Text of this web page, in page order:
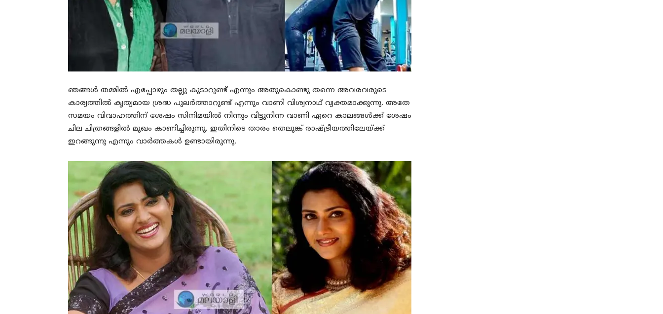
ഞങ്ങൾ തമ്മിൽ എപ്പോഴും തല്ലു കൂടാറുണ്ട് എന്നും അതുകൊണ്ടു തന്നെ അവരവരുടെ
കാര്യത്തിൽ കൃത്യമായ ശ്രദ്ധ പുലർത്താറുണ്ട് എന്നും വാണി വിശ്വനാഥ് വ്യക്തമാക്കുന്നു. അതേ
സമയം വിവാഹത്തിന് ശേഷം സിനിമയിൽ നിന്നും വിട്ടുനിന്ന വാണി ഏറെ കാലങ്ങൾക്ക് ശേഷം
ചില ചിത്രങ്ങളിൽ മുഖം കാണിച്ചിരുന്നു. ഇതിനിടെ താരം തെലുങ്ക് രാഷ്ട്രീയത്തിലേയ്ക്ക്
ഇറങ്ങുന്നു എന്നും വാർത്തകൾ ഉണ്ടായിരുന്നു.